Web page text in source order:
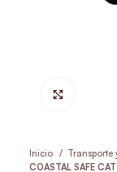
Inicio Transporte
COASTAL SAFE